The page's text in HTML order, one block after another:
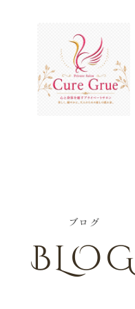
INSTAGRAM PRODUCT
ブログ
BLOG